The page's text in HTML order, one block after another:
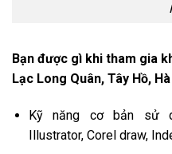
Bạn được gì khi tham gia
Lạc Long Quân, Tây Hồ,
Kỹ năng cơ bản sử
Illustrator, Corel draw,